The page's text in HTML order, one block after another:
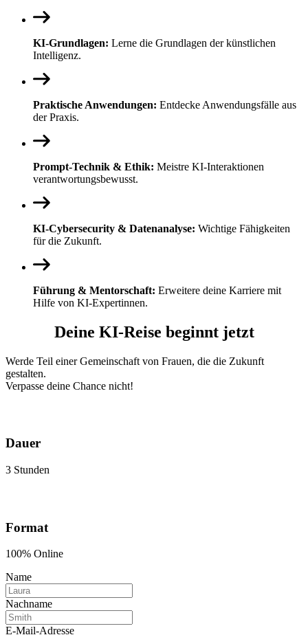
KI-Grundlagen: Lerne die Grundlagen der künstlichen
Intelligenz.
Praktische Anwendungen: Entdecke Anwendungsfälle aus
der Praxis.
Prompt-Technik & Ethik: Meistre KI-Interaktionen
verantwortungsbewusst.
KI-Cybersecurity & Datenanalyse: Wichtige Fähigkeiten
für die Zukunft.
Führung & Mentorschaft: Erweitere deine Karriere mit
Hilfe von KI-Expertinnen.
Deine KI-Reise beginnt jetzt
Werde Teil einer Gemeinschaft von Frauen, die die Zukunft
gestalten.
Verpasse deine Chance nicht!
Dauer
3 Stunden
Format
100% Online
Name
Nachname
E-Mail-Adresse